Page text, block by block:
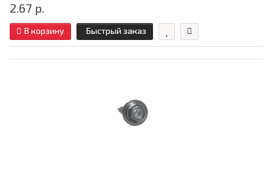
2.67 р.
В корзину Быстрый заказ